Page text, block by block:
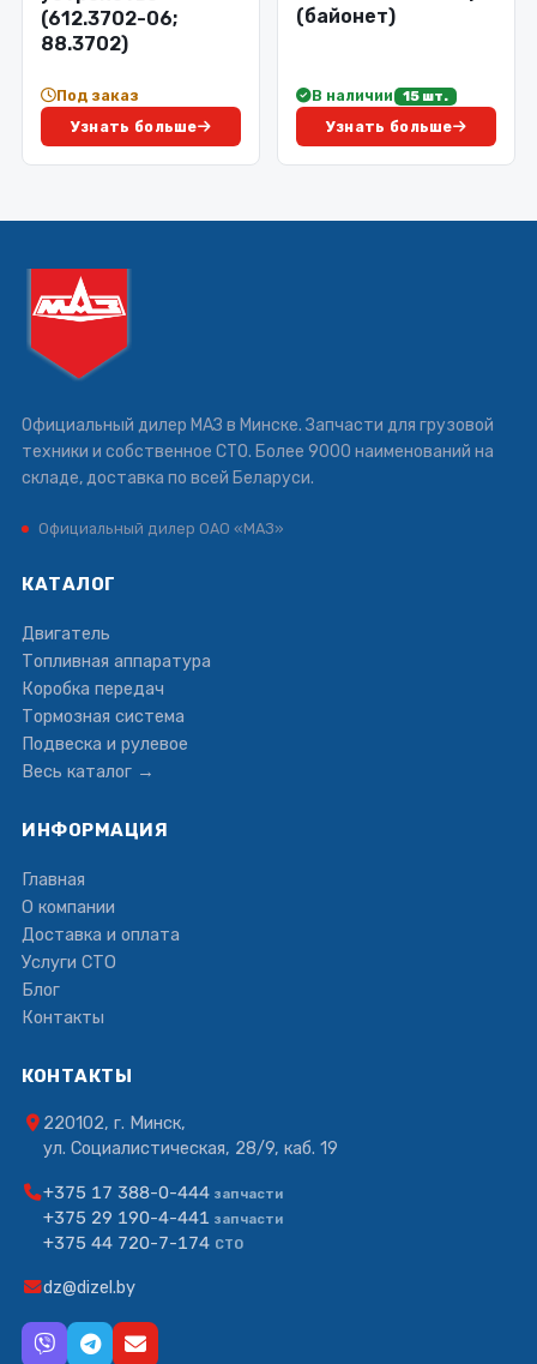
(612.3702-06;
88.3702)
Под заказ
Узнать больше
(байонет)
В наличии 15 шт.
Узнать больше
Официальный дилер МАЗ в Минске. Запчасти для грузовой
техники и собственное СТО. Более 9000 наименований на
складе, доставка по всей Беларуси.
Официальный дилер ОАО «МАЗ»
КАТАЛОГ
Двигатель
Топливная аппаратура
Коробка передач
Тормозная система
Подвеска и рулевое
Весь каталог →
ИНФОРМАЦИЯ
Главная
О компании
Доставка и оплата
Услуги СТО
Блог
Контакты
КОНТАКТЫ
220102, г. Минск,
ул. Социалистическая, 28/9, каб. 19
+375 17 388-0-444 запчасти
+375 29 190-4-441 запчасти
+375 44 720-7-174 СТО
dz@dizel.by